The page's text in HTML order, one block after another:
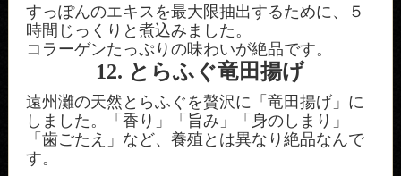
すっぽんのエキスを最大限抽出するために、５
時間じっくりと煮込みました。
コラーゲンたっぷりの味わいが絶品です。
12. とらふぐ竜田揚げ
遠州灘の天然とらふぐを贅沢に「竜田揚げ」に
しました。「香り」「旨み」「身のしまり」
「歯ごたえ」など、養殖とは異なり絶品なんで
す。